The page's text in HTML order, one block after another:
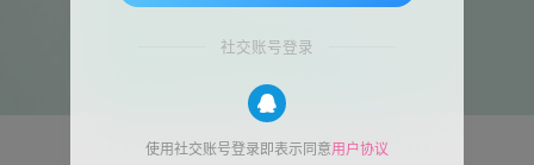
友链申请 免责声明 广告合作 关于我们
社交账号登录
使用社交账号登录即表示同意用户协议